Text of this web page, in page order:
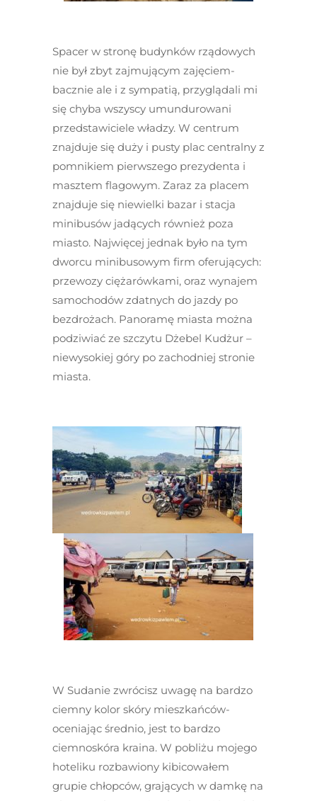
Spacer w stronę budynków rządowych
nie był zbyt zajmującym zajęciem-
bacznie ale i z sympatią, przyglądali mi
się chyba wszyscy umundurowani
przedstawiciele władzy. W centrum
znajduje się duży i pusty plac centralny z
pomnikiem pierwszego prezydenta i
masztem flagowym. Zaraz za placem
znajduje się niewielki bazar i stacja
minibusów jadących również poza
miasto. Najwięcej jednak było na tym
dworcu minibusowym firm oferujących:
przewozy ciężarówkami, oraz wynajem
samochodów zdatnych do jazdy po
bezdrożach. Panoramę miasta można
podziwiać ze szczytu Dżebel Kudżur –
niewysokiej góry po zachodniej stronie
miasta.
W Sudanie zwrócisz uwagę na bardzo
ciemny kolor skóry mieszkańców-
oceniając średnio, jest to bardzo
ciemnoskóra kraina. W pobliżu mojego
hoteliku rozbawiony kibicowałem
grupie chłopców, grających w damkę na